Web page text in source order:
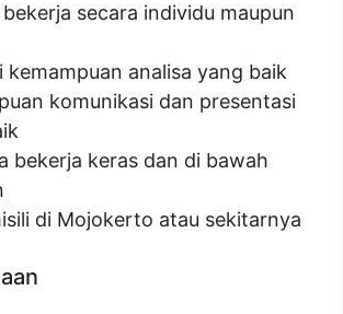
secara individu maupun
kemampuan analisa yang baik
komunikasi dan presentasi
bekerja keras dan di bawah
di Mojokerto atau sekitarnya